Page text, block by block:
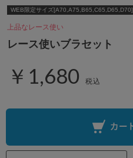
WEB限定サイズ[A70,A75,B65,C65,D65,D70]
上品なレース使い
レース使いブラセット
￥1,680 税込